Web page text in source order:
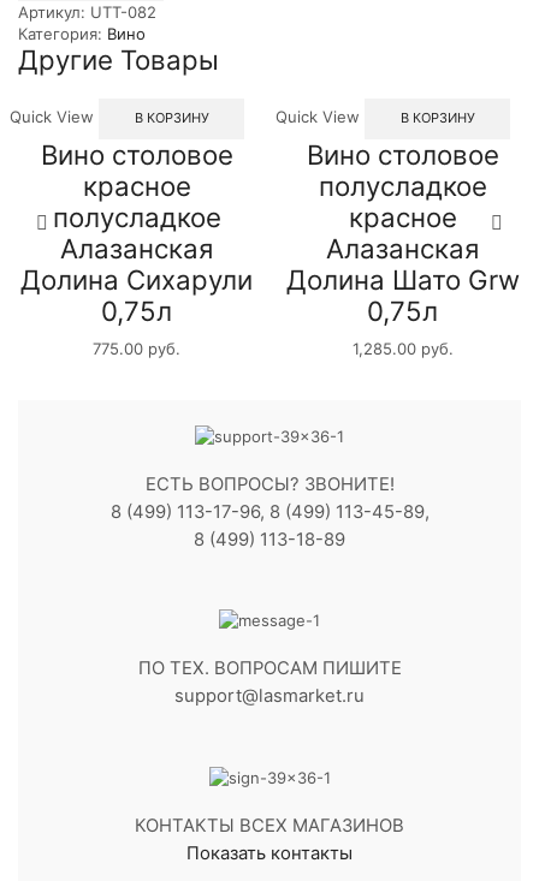
Лаудум
Шардоне
Органик
Вайн
Артикул: UTT-082
Категория: Вино
Другие Товары
Quick View В КОРЗИНУ
Вино столовое
красное
полусладкое
Алазанская
Долина Сихарули
0,75л
775.00 руб.
Quick View В КОРЗИНУ
Вино столовое
полусладкое
красное
Алазанская
Долина Шато Grw
0,75л
1,285.00 руб.
ЕСТЬ ВОПРОСЫ? ЗВОНИТЕ!
8 (499) 113-17-96, 8 (499) 113-45-89,
8 (499) 113-18-89
ПО ТЕХ. ВОПРОСАМ ПИШИТЕ
support@lasmarket.ru
КОНТАКТЫ ВСЕХ МАГАЗИНОВ
Показать контакты